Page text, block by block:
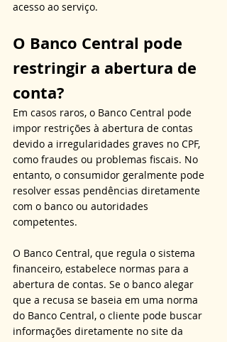
acesso ao serviço.
O Banco Central pode
restringir a abertura de
conta?
Em casos raros, o Banco Central pode
impor restrições à abertura de contas
devido a irregularidades graves no CPF,
como fraudes ou problemas fiscais. No
entanto, o consumidor geralmente pode
resolver essas pendências diretamente
com o banco ou autoridades
competentes.
O Banco Central, que regula o sistema
financeiro, estabelece normas para a
abertura de contas. Se o banco alegar
que a recusa se baseia em uma norma
do Banco Central, o cliente pode buscar
informações diretamente no site da